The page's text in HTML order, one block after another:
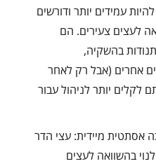
עמידים יותר ודורשים
לעצים צעירים. הם
בהשקיה,
אחרים (אבל רק לאחר
יותר לניהול עבור
אסתטית מיידית: עצי הדר
בהשוואה לעצים